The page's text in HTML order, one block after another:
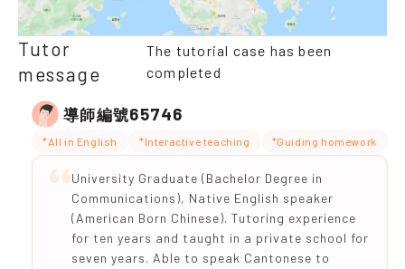
Tutor
message
The tutorial case has been
completed
導師編號65746
*All in English *Interactive teaching *Guiding homework
University Graduate (Bachelor Degree in
Communications), Native English speaker
(American Born Chinese). Tutoring experience
for ten years and taught in a private school for
seven years. Able to speak Cantonese to